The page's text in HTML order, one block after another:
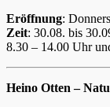
Eröffnung:
Zeit: 30.08. bis
8.30 – 14.00 Uhr
Heino Otten –